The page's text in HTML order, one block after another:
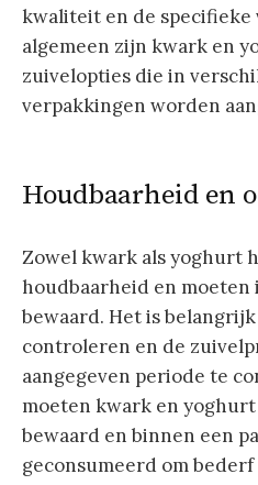
kwaliteit en de
algemeen zijn kwark en
zuivelopties die in
verpakkingen worden
Houdbaarheid en
Zowel kwark als yoghurt
houdbaarheid en
bewaard. Het is
controleren en de
aangegeven periode te
moeten kwark en
bewaard en binnen een
geconsumeerd om